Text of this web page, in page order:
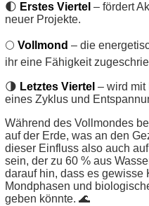
🌓 Erstes Viertel – fördert
neuer Projekte.
🌕 Vollmond – die
ihr eine Fähigkeit
🌗 Letztes Viertel – wird mit
eines Zyklus und
Während des Vollmondes
auf der Erde, was an den
dieser Einfluss also auch
sein, der zu 60 % aus
darauf hin, dass es gewisse
Mondphasen und
geben könnte. 🌊